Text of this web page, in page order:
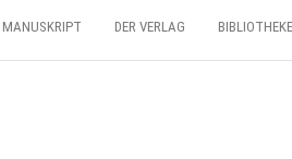
MANUSKRIPT DER VERLAG